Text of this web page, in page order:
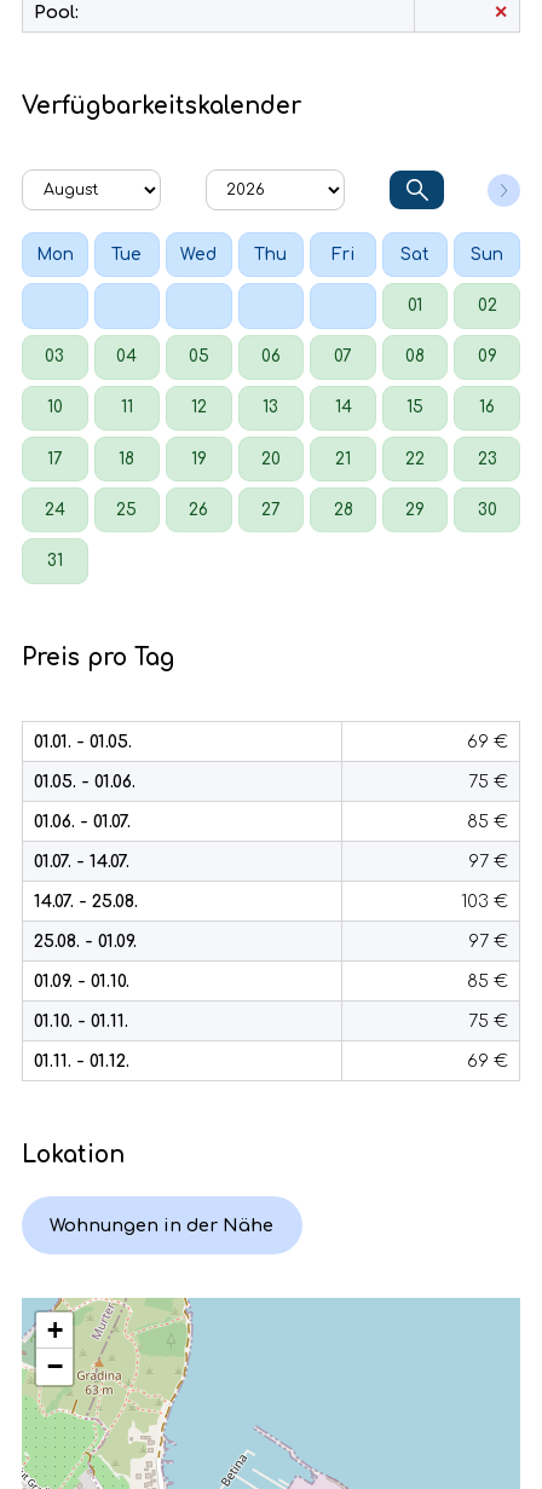
Pool: ✕
Verfügbarkeitskalender
Mon Tue Wed Thu Fri Sat Sun
01 02
03 04 05 06 07 08 09
10 11 12 13 14 15 16
17 18 19 20 21 22 23
24 25 26 27 28 29 30
31
Preis pro Tag
01.01. - 01.05. 69 €
01.05. - 01.06. 75 €
01.06. - 01.07. 85 €
01.07. - 14.07. 97 €
14.07. - 25.08. 103 €
25.08. - 01.09. 97 €
01.09. - 01.10. 85 €
01.10. - 01.11. 75 €
01.11. - 01.12. 69 €
Lokation
Wohnungen in der Nähe
+
−